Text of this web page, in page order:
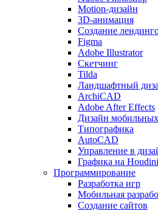
Motion-дизайн
3D-анимация
Создание
Figma
Adobe Illustrator
Скетчинг
Tilda
Ландшафтный
ArchiCAD
Adobe After Effects
Дизайн
Типографика
AutoCAD
Управление в
Графика на Houdini
Программирование
Разработка игр
Мобильная
Создание сайтов